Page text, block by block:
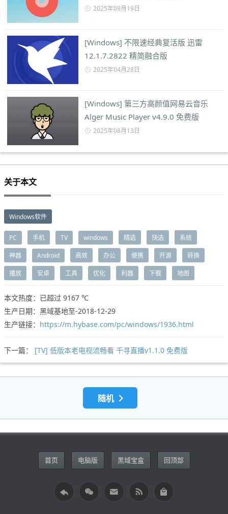
2025年09月19日
[Windows] 不限速经典复活版 迅雷
12.1.7.2822 精简融合版
2025年04月28日
[Windows] 第三方高颜值网易云音乐
Alger Music Player v4.9.0 免费版
2025年08月13日
关于本文
Windows软件
PC 手机 TV windows 精选 快选 系统
神器 Android 高效 办公 便携 开源 转换
播放 安卓 工具 优化 利器 下载 地图
本文热度：已超过 9167 ℃
生产日期：黑域基地至-2018-12-29
生产链接： https://m.hybase.com/pc/windows/1936.html
下一篇： [TV] 低版本老电视流畅看 千寻直播v1.1.0 免费版
随机
首页 电脑版 黑域宝盒 回顶部